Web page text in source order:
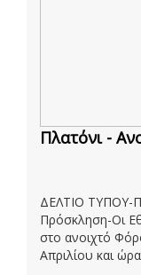
Πλατόνι -
ΔΕΛΤΙΟ ΤΥΠΟΥ-
Πρόσκληση-Οι
στο ανοιχτό
Απριλίου και